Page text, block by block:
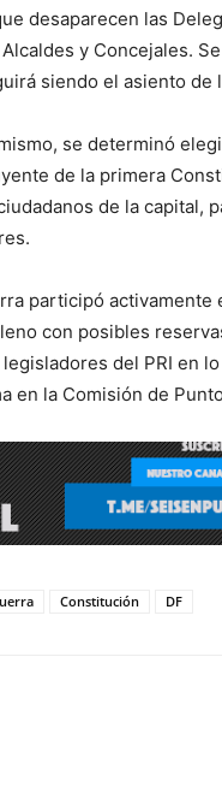
desaparecen las
y Concejales.
siendo el asiento de
se determinó
de la primera
de la capital,
participó
con posibles
del PRI en
en la Comisión de
Constitución DF